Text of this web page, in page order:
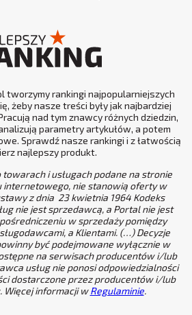
tworzymy rankingi najpopularniejszych
żeby nasze treści były jak najbardziej
nad tym znawcy różnych dziedzin,
parametry artykułów, a potem
Sprawdź nasze rankingi i z łatwością
najlepszy produkt.
i usługach podane na stronie
nie stanowią oferty w
z dnia 23 kwietnia 1964 Kodeks
nie jest sprzedawcą, a Portal nie jest
w sprzedaży pomiędzy
a Klientami. (…) Decyzje
być podejmowane wyłącznie w
na serwisach producentów i/lub
usług nie ponosi odpowiedzialności
dostarczone przez producentów i/lub
Więcej informacji wRegulaminie.